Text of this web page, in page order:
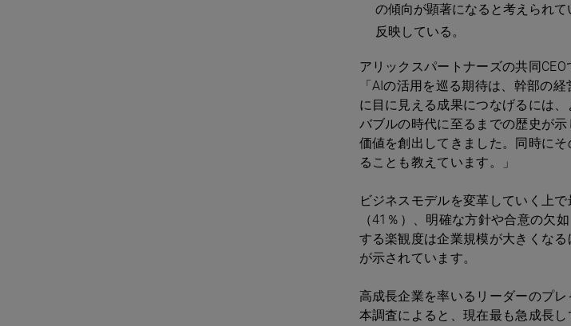
の傾向が顕著になると考えられ
反映している。
アリックスパートナーズの共同
「AIの活用を巡る期待は、幹部の
に目に見える成果につなげるには
バブルの時代に至るまでの歴史が
価値を創出してきました。同時に
ることも教えています。」
ビジネスモデルを変革していく上
（41％）、明確な方針や合意の欠
する楽観度は企業規模が大きくな
が示されています。
高成長企業を率いるリーダーのプレ
本調査によると、現在最も急成長